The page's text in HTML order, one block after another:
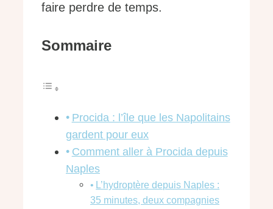
faire perdre de temps.
Sommaire
Procida : l’île que les Napolitains
gardent pour eux
Comment aller à Procida depuis
Naples
L’hydroptère depuis Naples :
35 minutes, deux compagnies